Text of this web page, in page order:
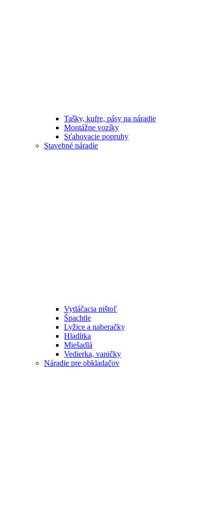
Tašky, kufre, pásy na náradie
Montážne vozíky
Sťahovacie popruhy
Stavebné náradie
Vytláčacia pištoľ
Špachtle
Lyžice a naberačky
Hladítka
Miešadlá
Vedierka, vaničky
Náradie pre obkladačov